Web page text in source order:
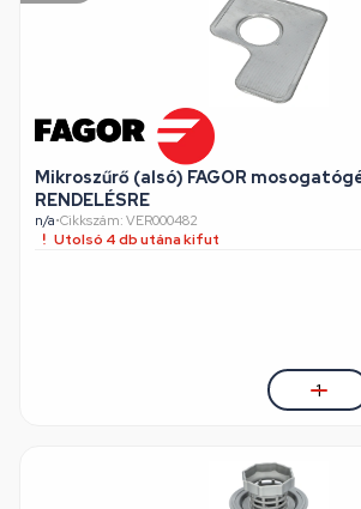
Mikroszűrő (alsó) FAGOR
RENDELÉSRE
n/a•Cikkszám: VER000482
Utolsó 4 db utána kifut